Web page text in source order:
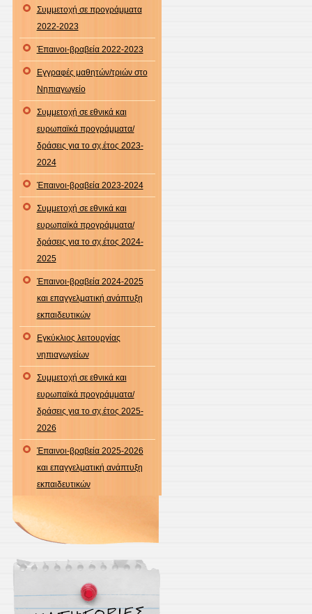
Συμμετοχή σε προγράμματα
2022-2023
Έπαινοι-βραβεία 2022-2023
Εγγραφές μαθητών/τριών στο
Νηπιαγωγείο
Συμμετοχή σε εθνικά και
ευρωπαϊκά προγράμματα/
δράσεις για το σχ.έτος 2023-
2024
Έπαινοι-βραβεία 2023-2024
Συμμετοχή σε εθνικά και
ευρωπαϊκά προγράμματα/
δράσεις για το σχ.έτος 2024-
2025
Έπαινοι-βραβεία 2024-2025
και επαγγελματική ανάπτυξη
εκπαιδευτικών
Εγκύκλιος λειτουργίας
νηπιαγωγείων
Συμμετοχή σε εθνικά και
ευρωπαϊκά προγράμματα/
δράσεις για το σχ.έτος 2025-
2026
Έπαινοι-βραβεία 2025-2026
και επαγγελματική ανάπτυξη
εκπαιδευτικών